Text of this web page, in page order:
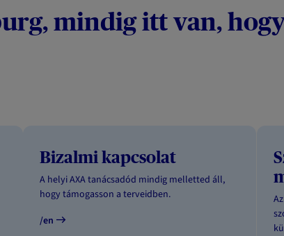
mindig itt van,
Bizalmi kapcsolat
A helyi AXA tanácsadód mindig melletted áll,
hogy támogasson a terveidben.
/en